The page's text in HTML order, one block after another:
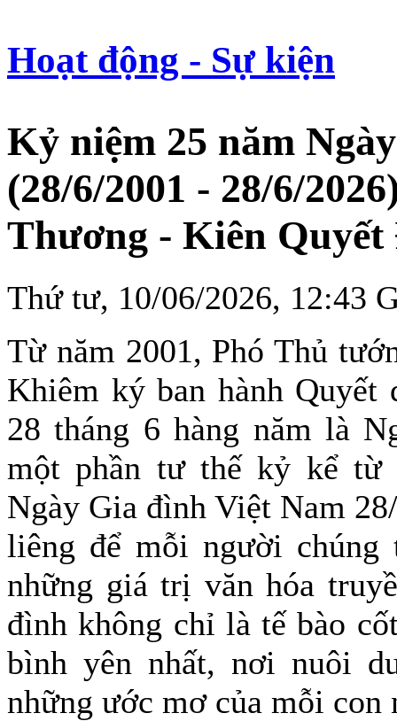
Hoạt động - Sự kiện
Kỷ niệm 25 năm
(28/6/2001 - 28/6/
Thương - Kiên
Thứ tư, 10/06/2026, 12:43
Từ năm 2001, Phó Thủ
Khiêm ký ban hành Quyết
28 tháng 6 hàng năm là
một phần tư thế kỷ kể từ
Ngày Gia đình Việt Nam
liêng để mỗi người
những giá trị văn hóa
đình không chỉ là tế bào
bình yên nhất, nơi nuôi
những ước mơ của mỗi con